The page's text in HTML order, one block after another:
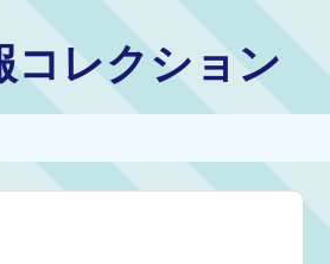
コレクション